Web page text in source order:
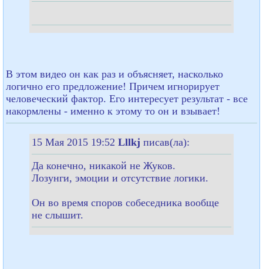
В этом видео он как раз и объясняет, насколько
логично его предложение! Причем игнорирует
человеческий фактор. Его интересует результат - все
накормлены - именно к этому то он и взывает!
15 Мая 2015 19:52 Lllkj писав(ла):
Да конечно, никакой не Жуков.
Лозунги, эмоции и отсутствие логики.
Он во время споров собеседника вообще
не слышит.